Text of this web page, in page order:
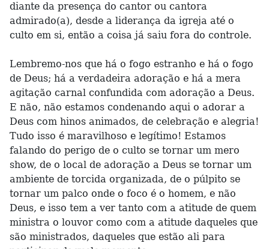
diante da presença do cantor ou cantora
admirado(a), desde a liderança da igreja até o
culto em si, então a coisa já saiu fora do controle.
Lembremo-nos que há o fogo estranho e há o fogo
de Deus; há a verdadeira adoração e há a mera
agitação carnal confundida com adoração a Deus.
E não, não estamos condenando aqui o adorar a
Deus com hinos animados, de celebração e alegria!
Tudo isso é maravilhoso e legítimo! Estamos
falando do perigo de o culto se tornar um mero
show, de o local de adoração a Deus se tornar um
ambiente de torcida organizada, de o púlpito se
tornar um palco onde o foco é o homem, e não
Deus, e isso tem a ver tanto com a atitude de quem
ministra o louvor como com a atitude daqueles que
são ministrados, daqueles que estão ali para